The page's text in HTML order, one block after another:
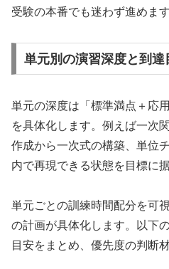
受験の本番でも迷わず進めます
単元別の演習深度と到達
単元の深度は「標準満点＋応
を具体化します。例えば一次
作成から一次式の構築、単位
内で再現できる状態を目標に据
単元ごとの訓練時間配分を可
の計画が具体化します。以下
目安をまとめ、優先度の判断